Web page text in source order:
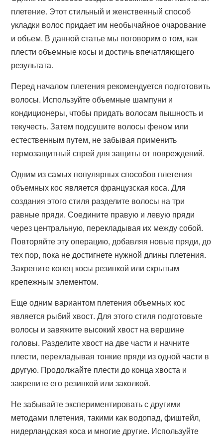
плетение. Этот стильный и женственный способ
укладки волос придает им необычайное очарование
и объем. В данной статье мы поговорим о том, как
плести объемные косы и достичь впечатляющего
результата.
Перед началом плетения рекомендуется подготовить
волосы. Используйте объемные шампуни и
кондиционеры, чтобы придать волосам пышность и
текучесть. Затем подсушите волосы феном или
естественным путем, не забывая применить
термозащитный спрей для защиты от повреждений.
Одним из самых популярных способов плетения
объемных кос является французская коса. Для
создания этого стиля разделите волосы на три
равные пряди. Соедините правую и левую пряди
через центральную, перекладывая их между собой.
Повторяйте эту операцию, добавляя новые пряди, до
тех пор, пока не достигнете нужной длины плетения.
Закрепите конец косы резинкой или скрытым
крепежным элементом.
Еще одним вариантом плетения объемных кос
является рыбий хвост. Для этого стиля подготовьте
волосы и завяжите высокий хвост на вершине
головы. Разделите хвост на две части и начните
плести, перекладывая тонкие пряди из одной части в
другую. Продолжайте плести до конца хвоста и
закрепите его резинкой или заколкой.
Не забывайте экспериментировать с другими
методами плетения, такими как водопад, фиштейл,
нидерландская коса и многие другие. Используйте